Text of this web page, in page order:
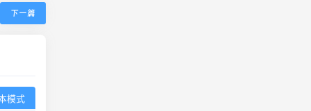
下一篇
模式